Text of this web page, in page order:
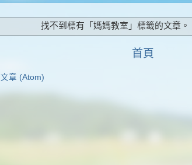
找不到標有「媽媽教室」 標籤的文章。
首頁
文章 (Atom)